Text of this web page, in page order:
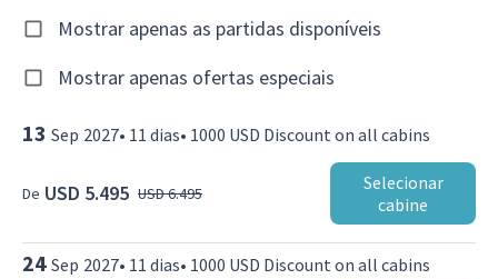
Mostrar apenas as partidas disponíveis
Mostrar apenas ofertas especiais
13 Sep 2027• 11 dias• 1000 USD Discount on all cabins
De USD 5.495 USD 6.495
Selecionar
cabine
24 Sep 2027• 11 dias• 1000 USD Discount on all cabins